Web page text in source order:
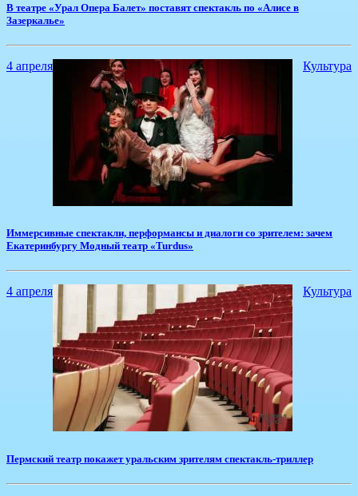
В театре «Урал Опера Балет» поставят спектакль по «Алисе в
Зазеркалье»
4 апреля Культура
Иммерсивные спектакли, перформансы и диалоги со зрителем: зачем
Екатеринбургу Модный театр «Turdus»
4 апреля Культура
Пермский театр покажет уральским зрителям спектакль-триллер